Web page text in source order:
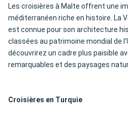
Les croisières à Malte offrent une
méditerranéen riche en histoire. La
est connue pour son architecture
classées au patrimoine mondial de
découvrirez un cadre plus paisible
remarquables et des paysages
Croisières en Turquie